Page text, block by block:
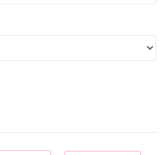
cantidad